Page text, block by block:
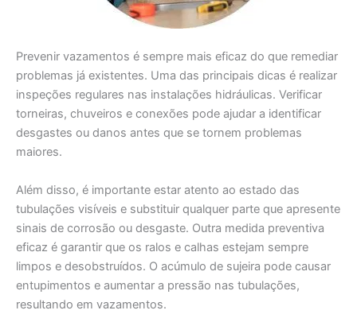
Prevenir vazamentos é sempre mais eficaz do que remediar
problemas já existentes. Uma das principais dicas é realizar
inspeções regulares nas instalações hidráulicas. Verificar
torneiras, chuveiros e conexões pode ajudar a identificar
desgastes ou danos antes que se tornem problemas
maiores.
Além disso, é importante estar atento ao estado das
tubulações visíveis e substituir qualquer parte que apresente
sinais de corrosão ou desgaste. Outra medida preventiva
eficaz é garantir que os ralos e calhas estejam sempre
limpos e desobstruídos. O acúmulo de sujeira pode causar
entupimentos e aumentar a pressão nas tubulações,
resultando em vazamentos.